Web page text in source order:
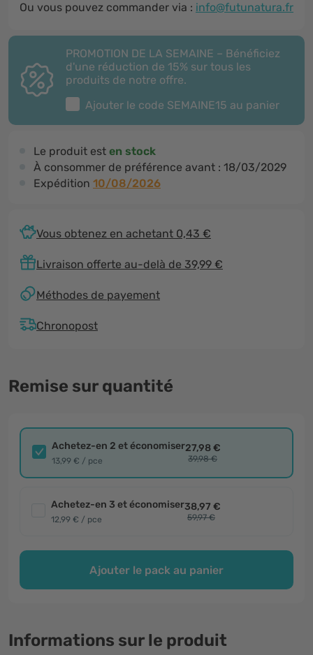
Ou vous pouvez commander via : info@futunatura.fr
PROMOTION DE LA SEMAINE – Bénéficiez
d'une réduction de 15% sur tous les
produits de notre offre.
Ajouter le code SEMAINE15 au panier
Le produit est en stock
À consommer de préférence avant : 18/03/2029
Expédition 10/08/2026
Vous obtenez en achetant 0,43 €
Livraison offerte au-delà de 39,99 €
Méthodes de payement
Chronopost
Remise sur quantité
Achetez-en 2 et économiser
13,99 € / pce
27,98 €
39,98 €
Achetez-en 3 et économiser
12,99 € / pce
38,97 €
59,97 €
Ajouter le pack au panier
Informations sur le produit